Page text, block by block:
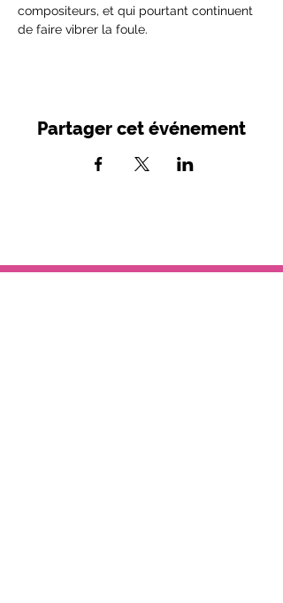
compositeurs, et qui pourtant continuent
de faire vibrer la foule.
Partager cet événement